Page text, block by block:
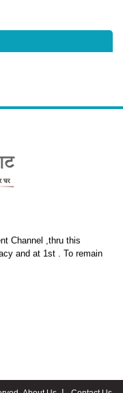
Channel ,thru this
and at 1st . To remain